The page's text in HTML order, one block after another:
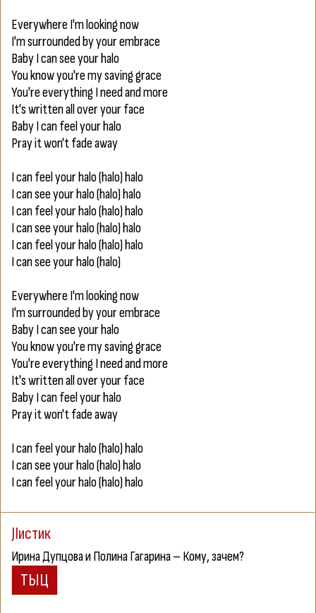
Everywhere I'm looking now
I'm surrounded by your embrace
Baby I can see your halo
You know you're my saving grace
You're everything I need and more
It's written all over your face
Baby I can feel your halo
Pray it won't fade away
I can feel your halo (halo) halo
I can see your halo (halo) halo
I can feel your halo (halo) halo
I can see your halo (halo) halo
I can feel your halo (halo) halo
I can see your halo (halo)
Everywhere I'm looking now
I'm surrounded by your embrace
Baby I can see your halo
You know you're my saving grace
You're everything I need and more
It's written all over your face
Baby I can feel your halo
Pray it won't fade away
I can feel your halo (halo) halo
I can see your halo (halo) halo
I can feel your halo (halo) halo
JIистик
Ирина Дупцова и Полина Гагарина – Кому, зачем?